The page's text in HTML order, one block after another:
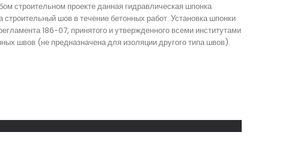
строительном проекте данная гидравлическая шпонка
шов в течение бетонных работ. Установка шпонки
186-07, принятого и утвержденного всеми институтами
швов (не предназначена для изоляции другого типа швов).